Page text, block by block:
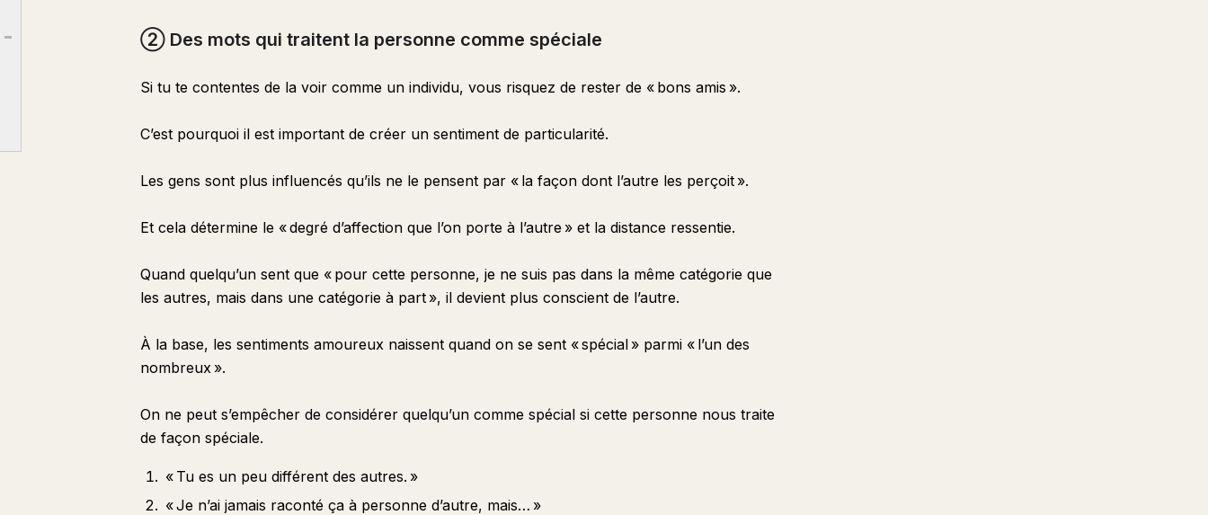
② Des mots qui traitent la personne comme spéciale
② Des mots qui traitent la personne comme spéciale
Si tu te contentes de la voir comme un individu, vous risquez de rester de « bons amis ».
C’est pourquoi il est important de créer un sentiment de particularité.
Les gens sont plus influencés qu’ils ne le pensent par « la façon dont l’autre les perçoit ».
Et cela détermine le « degré d’affection que l’on porte à l’autre » et la distance ressentie.
Quand quelqu’un sent que « pour cette personne, je ne suis pas dans la même catégorie que
les autres, mais dans une catégorie à part », il devient plus conscient de l’autre.
À la base, les sentiments amoureux naissent quand on se sent « spécial » parmi « l’un des
nombreux ».
On ne peut s’empêcher de considérer quelqu’un comme spécial si cette personne nous traite
de façon spéciale.
« Tu es un peu différent des autres. »
« Je n’ai jamais raconté ça à personne d’autre, mais… »